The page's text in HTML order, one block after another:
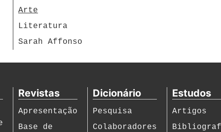
Arte
Literatura
Sarah Affonso
Revistas
Apresentação
Base de
Dicionário
Pesquisa
Colaboradores
Estudos
Artigos